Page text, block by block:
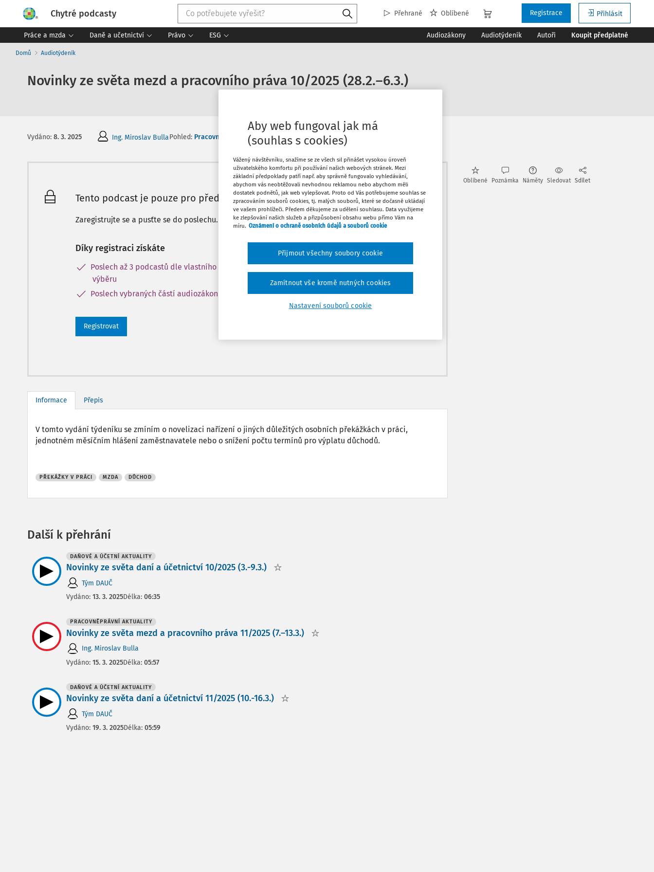
Chytré podcasty Přehrané Oblíbené Přihlásit
Registrace
Práce a mzda Daně a učetnictví Právo ESG Audiozákony Audiotýdeník Autoři Koupit předplatné
Domů Audiotýdeník
Novinky ze světa mezd a pracovního práva 10/2025 (28.2.–6.3.)
Vydáno: 8. 3. 2025 Ing. Miroslav BullaPohled: Pracovněprávní aktuality
Máte předplatné? Přihlaste se
Tento podcast je pouze pro předplatitele
Zaregistrujte se a pusťte se do poslechu.
Díky registraci získáte
Poslech až 3 podcastů dle vlastního
výběru
Odemčené podcasty
Poslech vybraných částí audiozákonů Možnost využít mobilní aplikaci
Registrovat
Informace Přepis
V tomto vydání týdeníku se zmíním o novelizaci nařízení o jiných důležitých osobních překážkách v práci,
jednotném měsíčním hlášení zaměstnavatele nebo o snížení počtu termínů pro výplatu důchodů.
PŘEKÁŽKY V PRÁCI MZDA DŮCHOD
Další k přehrání
DAŇOVÉ A ÚČETNÍ AKTUALITY
Novinky ze světa daní a účetnictví 10/2025 (3.-9.3.)
Tým DAUČ
Vydáno: 13. 3. 2025Délka: 06:35
PRACOVNĚPRÁVNÍ AKTUALITY
Novinky ze světa mezd a pracovního práva 11/2025 (7.–13.3.)
Ing. Miroslav Bulla
Vydáno: 15. 3. 2025Délka: 05:57
DAŇOVÉ A ÚČETNÍ AKTUALITY
Novinky ze světa daní a účetnictví 11/2025 (10.-16.3.)
Tým DAUČ
Vydáno: 19. 3. 2025Délka: 05:59
Oblíbené Poznámka Náměty Sledovat Sdílet
Aby web fungoval jak má
(souhlas s cookies)
Vážený návštěvníku, snažíme se ze všech sil přinášet vysokou úroveň
uživatelského komfortu při používání našich webových stránek. Mezi
základní předpoklady patří např. aby správně fungovalo vyhledávání,
abychom vás neobtěžovali nevhodnou reklamou nebo abychom měli
dostatek podnětů, jak web vylepšovat. Proto od Vás potřebujeme souhlas se
zpracováním souborů cookies, tj. malých souborů, které se dočasně ukládají
ve vašem prohlížeči. Předem děkujeme za udělení souhlasu. Data využijeme
ke zlepšování našich služeb a přizpůsobení obsahu webu přímo Vám na
míru. Oznámení o ochraně osobních údajů a souborů cookie
Nastavení souborů cookie
Zamítnout vše kromě nutných cookies
Přijmout všechny soubory cookie